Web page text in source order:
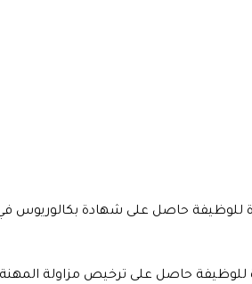
حاصل على ترخيص مزاولة المهنة